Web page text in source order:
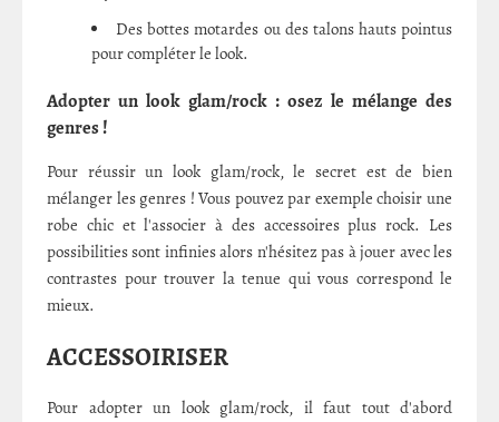
Des bottes motardes ou des talons hauts pointus
pour compléter le look.
Adopter un look glam/rock : osez le mélange des
genres !
Pour réussir un look glam/rock, le secret est de bien
mélanger les genres ! Vous pouvez par exemple choisir une
robe chic et l'associer à des accessoires plus rock. Les
possibilities sont infinies alors n'hésitez pas à jouer avec les
contrastes pour trouver la tenue qui vous correspond le
mieux.
ACCESSOIRISER
Pour adopter un look glam/rock, il faut tout d'abord